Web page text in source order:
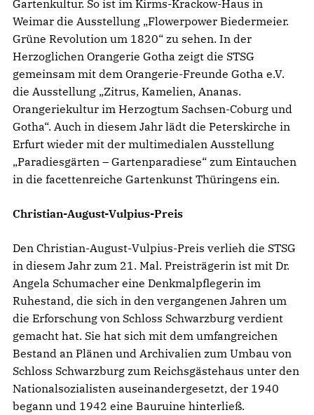
Gartenkultur. So ist im Kirms-Krackow-Haus in
Weimar die Ausstellung „Flowerpower Biedermeier.
Grüne Revolution um 1820“ zu sehen. In der
Herzoglichen Orangerie Gotha zeigt die STSG
gemeinsam mit dem Orangerie-Freunde Gotha e.V.
die Ausstellung „Zitrus, Kamelien, Ananas.
Orangeriekultur im Herzogtum Sachsen-Coburg und
Gotha“. Auch in diesem Jahr lädt die Peterskirche in
Erfurt wieder mit der multimedialen Ausstellung
„Paradiesgärten – Gartenparadiese“ zum Eintauchen
in die facettenreiche Gartenkunst Thüringens ein.
Christian-August-Vulpius-Preis
Den Christian-August-Vulpius-Preis verlieh die STSG
in diesem Jahr zum 21. Mal. Preisträgerin ist mit Dr.
Angela Schumacher eine Denkmalpflegerin im
Ruhestand, die sich in den vergangenen Jahren um
die Erforschung von Schloss Schwarzburg verdient
gemacht hat. Sie hat sich mit dem umfangreichen
Bestand an Plänen und Archivalien zum Umbau von
Schloss Schwarzburg zum Reichsgästehaus unter den
Nationalsozialisten auseinandergesetzt, der 1940
begann und 1942 eine Bauruine hinterließ.